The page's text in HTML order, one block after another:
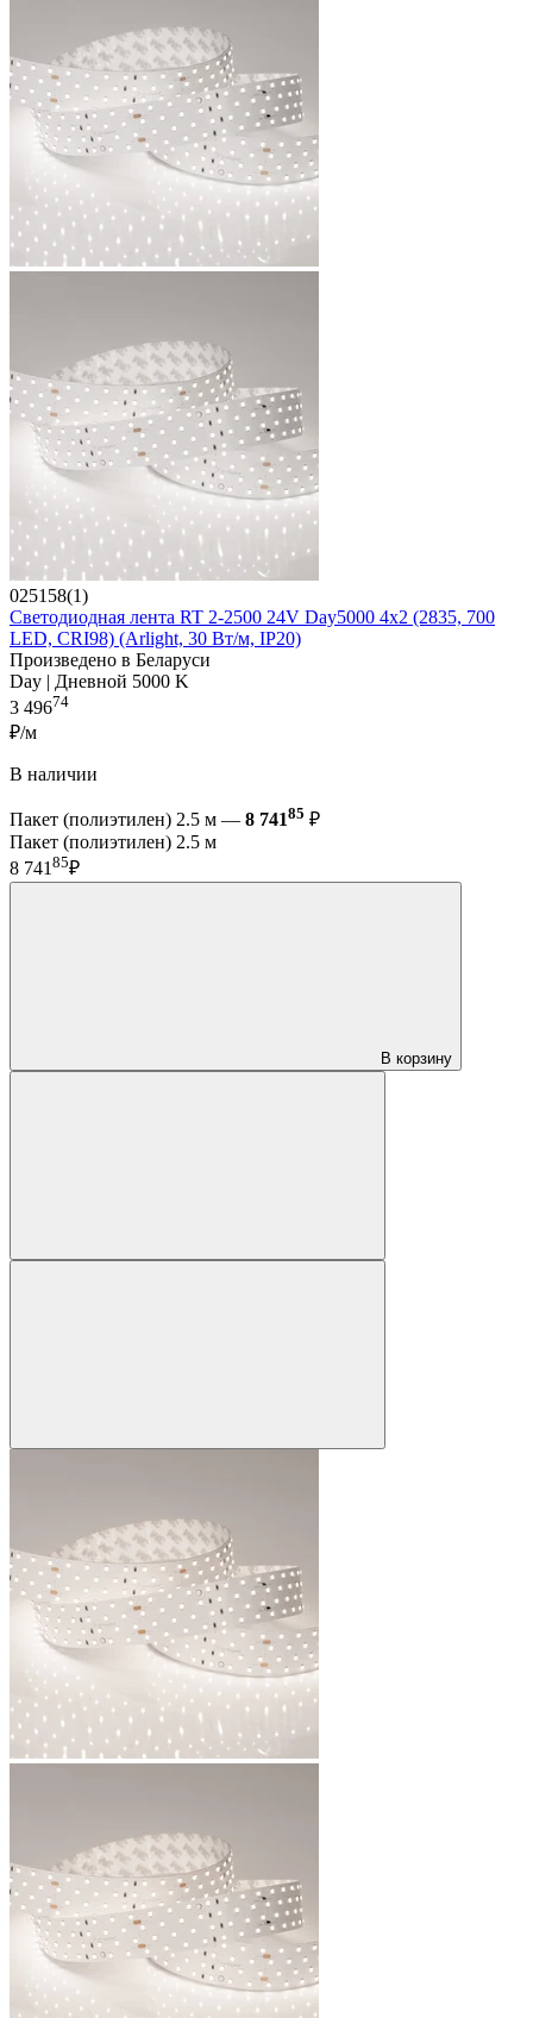
025158(1)
Светодиодная лента RT 2-2500 24V Day5000 4x2 (2835, 700
LED, CRI98) (Arlight, 30 Вт/м, IP20)
Произведено в Беларуси
Day | Дневной 5000 K
3 49674
₽/м
В наличии
Пакет (полиэтилен) 2.5 м — 8 74185 ₽
Пакет (полиэтилен) 2.5 м
8 74185₽
В корзину